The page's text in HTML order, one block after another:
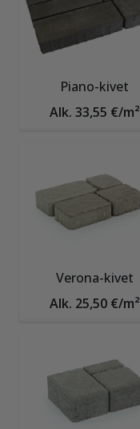
Piano-kivet
Alk. 33,55 €/m²
Verona-kivet
Alk. 25,50 €/m²